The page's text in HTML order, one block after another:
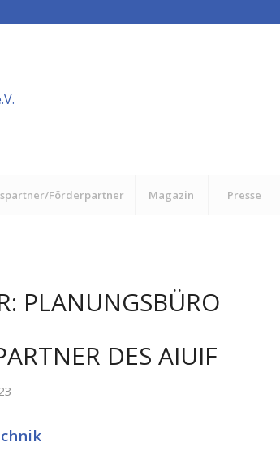
Förderpartner Magazin Presse
PLANUNGSBÜRO
DES AIUIF